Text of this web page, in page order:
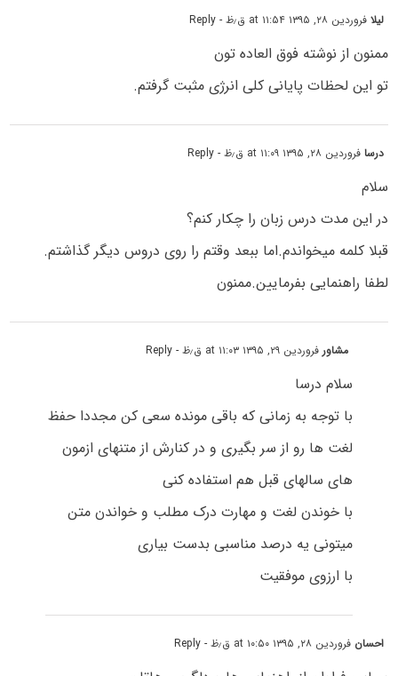
لیلافروردین ۲۸, ۱۳۹۵ at ۱۱:۵۴ ق٫ظ - Reply
ممنون از نوشته فوق العاده تون
تو این لحظات پایانی کلی انرژی مثبت گرفتم.
درسافروردین ۲۸, ۱۳۹۵ at ۱۱:۰۹ ق٫ظ - Reply
سلام
در این مدت درس زبان را چکار کنم؟
قبلا کلمه میخواندم.اما ببعد وقتم را روی دروس دیگر گذاشتم.
لطفا راهنمایی بفرمایین.ممنون
مشاورفروردین ۲۹, ۱۳۹۵ at ۱۱:۰۳ ق٫ظ - Reply
سلام درسا
با توجه به زمانی که باقی مونده سعی کن مجددا حفظ
لغت ها رو از سر بگیری و در کنارش از متنهای ازمون
های سالهای قبل هم استفاده کنی
با خوندن لغت و مهارت درک مطلب و خواندن متن
میتونی یه درصد مناسبی بدست بیاری
با ارزوی موفقیت
احسان فروردین ۲۸, ۱۳۹۵ at ۱۰:۵۰ ق٫ظ - Reply